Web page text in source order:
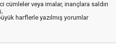
cümleler veya imalar, inançlara saldırı
harflerle yazılmış yorumlar